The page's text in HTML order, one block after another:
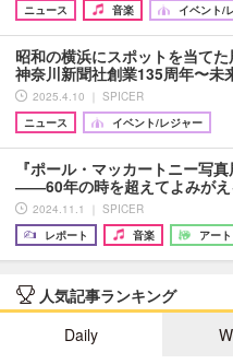
ニュース
音楽 イベント/
昭和の横浜にスポットを当て
神奈川新聞社創業135周年〜
2025.4.10 ｜ SPICER
ニュース
イベント/レジャー
『ポール・マッカートニー写
――60年の時を超えてよみが
2024.11.1 ｜ SPICER
レポート
音楽 アート
人気記事ランキング
Daily